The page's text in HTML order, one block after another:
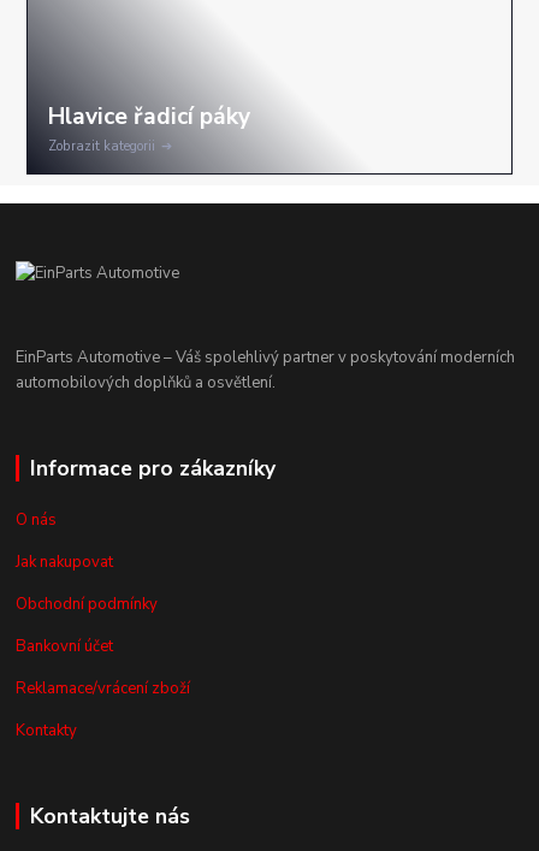
Zobrazit kategorii
EinParts Automotive – Váš spolehlivý partner v poskytování moderních
automobilových doplňků a osvětlení.
Informace pro zákazníky
O nás
Jak nakupovat
Obchodní podmínky
Bankovní účet
Reklamace/vrácení zboží
Kontakty
Kontaktujte nás